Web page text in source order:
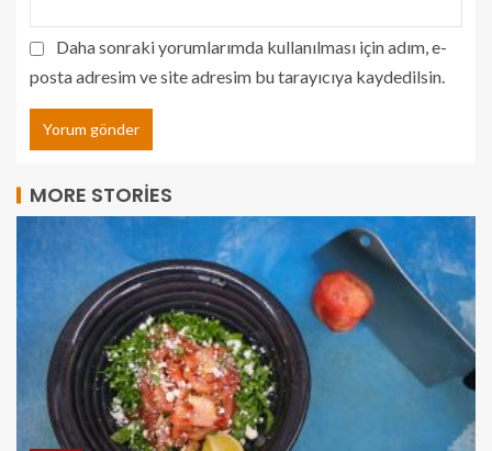
Daha sonraki yorumlarımda kullanılması için adım, e-
posta adresim ve site adresim bu tarayıcıya kaydedilsin.
MORE STORIES